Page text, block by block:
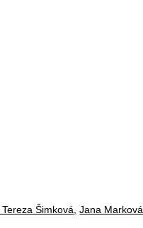
Šimková, Jana Marková